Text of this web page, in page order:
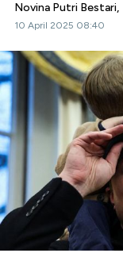
Novina Putri Bestari,
10 April 2025 08:40